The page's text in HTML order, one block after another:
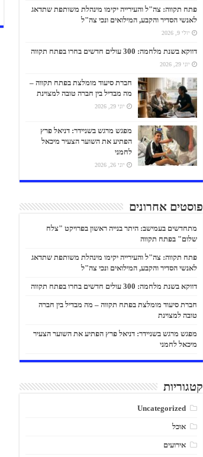
פתח תקווה: צה"ל והעירייה יקימו מינהלת משותפת שתדאג
לאנשי הסדיר והקבע, המילואים ונכי צה"ל
יולי 9, 2026
דווקא בשנת מלחמה: 300 עולים חדשים בחרו בפתח תקווה
יוני 29, 2026
חברת סיעוד מומלצת בפתח תקווה –
מה מבדיל בין חברה טובה למצוינת
יוני 29, 2026
מפגש מרגש בשניידר: דניאל פרץ
הפתיע את השוער הצעיר מיכאל
לחמני
יוני 26, 2026
פוסטים אחרונים
מתחדשים בעמישב: היתר בנייה ראשון בפרויקט "צלח
שלום" בפתח תקווה
פתח תקווה: צה"ל והעירייה יקימו מינהלת משותפת שתדאג
לאנשי הסדיר והקבע, המילואים ונכי צה"ל
דווקא בשנת מלחמה: 300 עולים חדשים בחרו בפתח תקווה
חברת סיעוד מומלצת בפתח תקווה – מה מבדיל בין חברה
טובה למצוינת
מפגש מרגש בשניידר: דניאל פרץ הפתיע את השוער הצעיר
מיכאל לחמני
קטגוריות
Uncategorized
אוכל
אירועים